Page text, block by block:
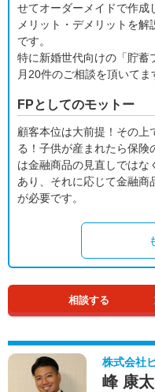
せてオーダーメイドで作成
メリット・デメリットを
です。
特に新婚世代向けの「貯蓄
月20件のご相談を頂いてま
FPとしてのモットー
顧客本位は大前提！その上
る！子供が産まれたら保険
は金融商品の見直しではな
あり、それに応じて金融商
が必要です。
相談する
株式会社
峰 康太